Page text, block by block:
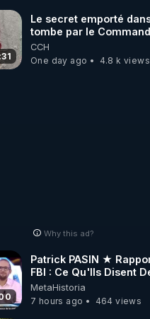
DU MAGAZINE
anciens numéros que
Le secret emporté
tombe par le
Cousteau le 25 juin 1997
CCH
One day ago
4.8 k views
Why this ad?
Patrick PASIN ★
FBI : Ce Qu'Ils Disent
Grave Sur Hitler
MetaHistoria
7 hours ago
464 views